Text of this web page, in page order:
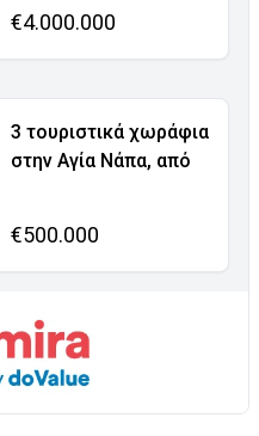
€4.000.000
3 τουριστικά χωράφια
στην Αγία Νάπα, από
€500.000